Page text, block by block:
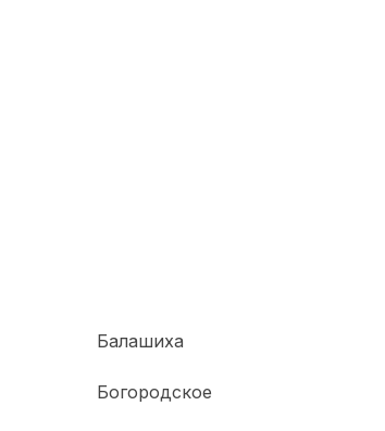
Балашиха
Богородское